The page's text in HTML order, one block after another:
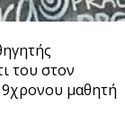
του στον
9χρονου μαθητή